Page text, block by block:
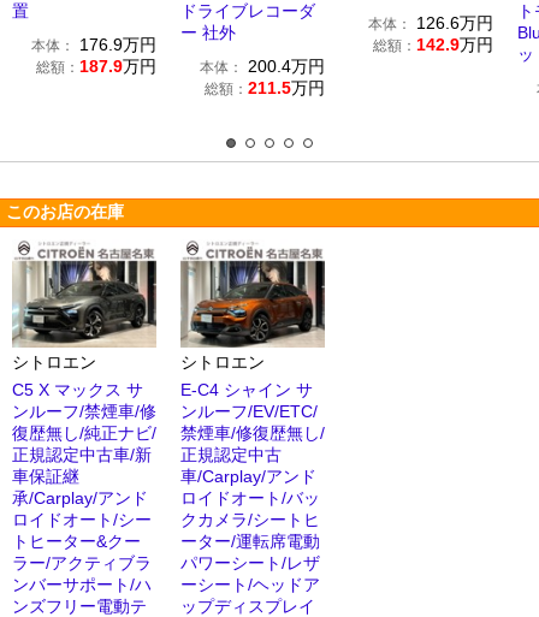
置
本体： 176.9万円
総額： 187.9万円
ドライブレコーダ
ー 社外
本体： 200.4万円
総額： 211.5万円
本体： 126.6万円
総額： 142.9万円
このお店の在庫
シトロエン
C5 X マックス サ
ンルーフ/禁煙車/修
復歴無し/純正ナビ/
正規認定中古車/新
車保証継
承/Carplay/アンド
ロイドオート/シー
トヒーター&クー
ラー/アクティブラ
ンバーサポート/ハ
ンズフリー電動テ
シトロエン
E-C4 シャイン サ
ンルーフ/EV/ETC/
禁煙車/修復歴無し/
正規認定中古
車/Carplay/アンド
ロイドオート/バッ
クカメラ/シートヒ
ーター/運転席電動
パワーシート/レザ
ーシート/ヘッドア
ップディスプレイ